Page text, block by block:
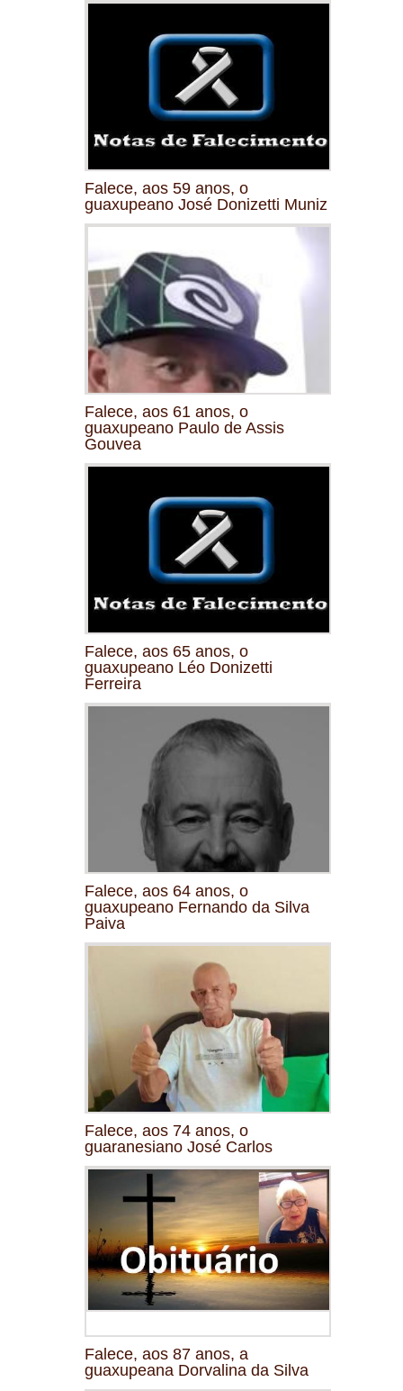
Falece, aos 59 anos, o
guaxupeano José Donizetti Muniz
Falece, aos 61 anos, o
guaxupeano Paulo de Assis
Gouvea
Falece, aos 65 anos, o
guaxupeano Léo Donizetti
Ferreira
Falece, aos 64 anos, o
guaxupeano Fernando da Silva
Paiva
Falece, aos 74 anos, o
guaranesiano José Carlos
Falece, aos 87 anos, a
guaxupeana Dorvalina da Silva